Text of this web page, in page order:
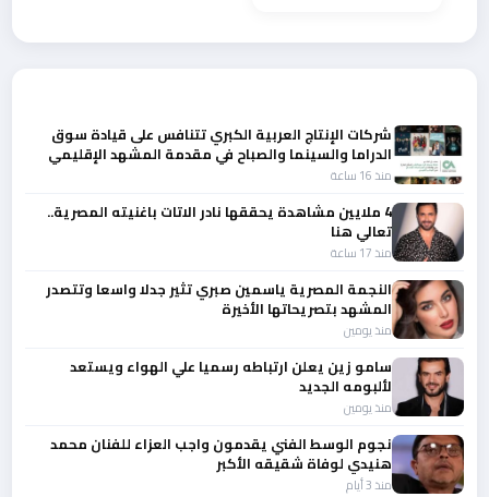
شركات الإنتاج العربية الكبري تتنافس على قيادة سوق
الدراما والسينما والصباح في مقدمة المشهد الإقليمي
منذ 16 ساعة
4 ملايين مشاهدة يحققها نادر الاتات باغنيته المصرية..
تعالي هنا
منذ 17 ساعة
النجمة المصرية ياسمين صبري تثير جدلا واسعا وتتصدر
المشهد بتصريحاتها الأخيرة
منذ يومين
سامو زين يعلن ارتباطه رسميا علي الهواء ويستعد
لألبومه الجديد
منذ يومين
نجوم الوسط الفني يقدمون واجب العزاء للفنان محمد
هنيدي لوفاة شقيقه الأكبر
منذ 3 أيام